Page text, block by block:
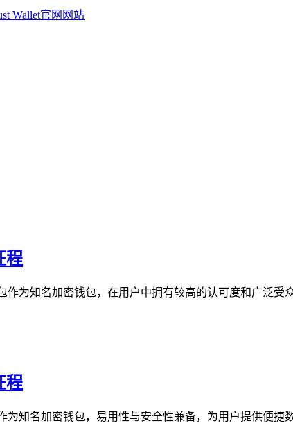
程
作为知名加密钱包，在用户中拥有较高的认可度和广泛受
程
为知名加密钱包，易用性与安全性兼备，为用户提供便捷